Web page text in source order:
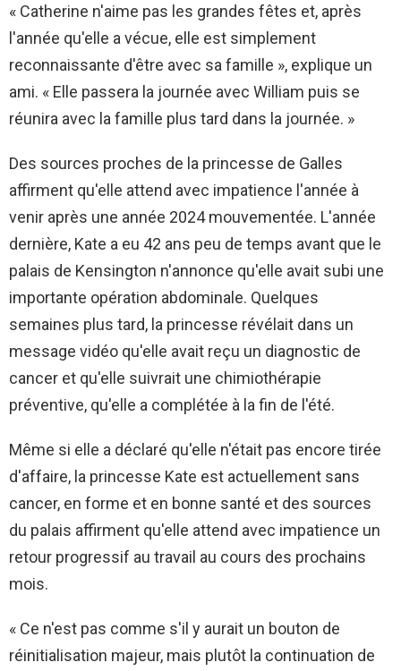
« Catherine n'aime pas les grandes fêtes et, après
l'année qu'elle a vécue, elle est simplement
reconnaissante d'être avec sa famille », explique un
ami. « Elle passera la journée avec William puis se
réunira avec la famille plus tard dans la journée. »
Des sources proches de la princesse de Galles
affirment qu'elle attend avec impatience l'année à
venir après une année 2024 mouvementée. L'année
dernière, Kate a eu 42 ans peu de temps avant que le
palais de Kensington n'annonce qu'elle avait subi une
importante opération abdominale. Quelques
semaines plus tard, la princesse révélait dans un
message vidéo qu'elle avait reçu un diagnostic de
cancer et qu'elle suivrait une chimiothérapie
préventive, qu'elle a complétée à la fin de l'été.
Même si elle a déclaré qu'elle n'était pas encore tirée
d'affaire, la princesse Kate est actuellement sans
cancer, en forme et en bonne santé et des sources
du palais affirment qu'elle attend avec impatience un
retour progressif au travail au cours des prochains
mois.
« Ce n'est pas comme s'il y aurait un bouton de
réinitialisation majeur, mais plutôt la continuation de